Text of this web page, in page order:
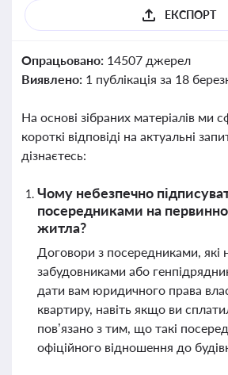
ЕКСПОРТ
Опрацьовано: 14507 джерел
Виявлено: 1 публікація за 18
На основі зібраних матеріалів ми
короткі відповіді на актуальні
дізнаєтесь:
Чому небезпечно
посередниками на
житла?
Договори з посередниками, які
забудовниками або
дати вам юридичного права
квартиру, навіть якщо ви
пов’язано з тим, що такі
офіційного відношення до